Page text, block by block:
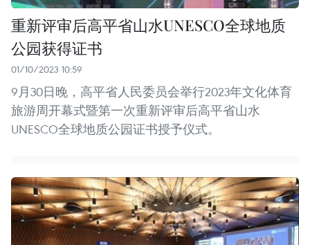
重新评审后高平省山水UNESCO全球地质
公园获得证书
01/10/2023 10:59
9月30日晚，高平省人民委员会举行2023年文化体育
旅游周开幕式暨第一次重新评审后高平省山水
UNESCO全球地质公园证书授予仪式。